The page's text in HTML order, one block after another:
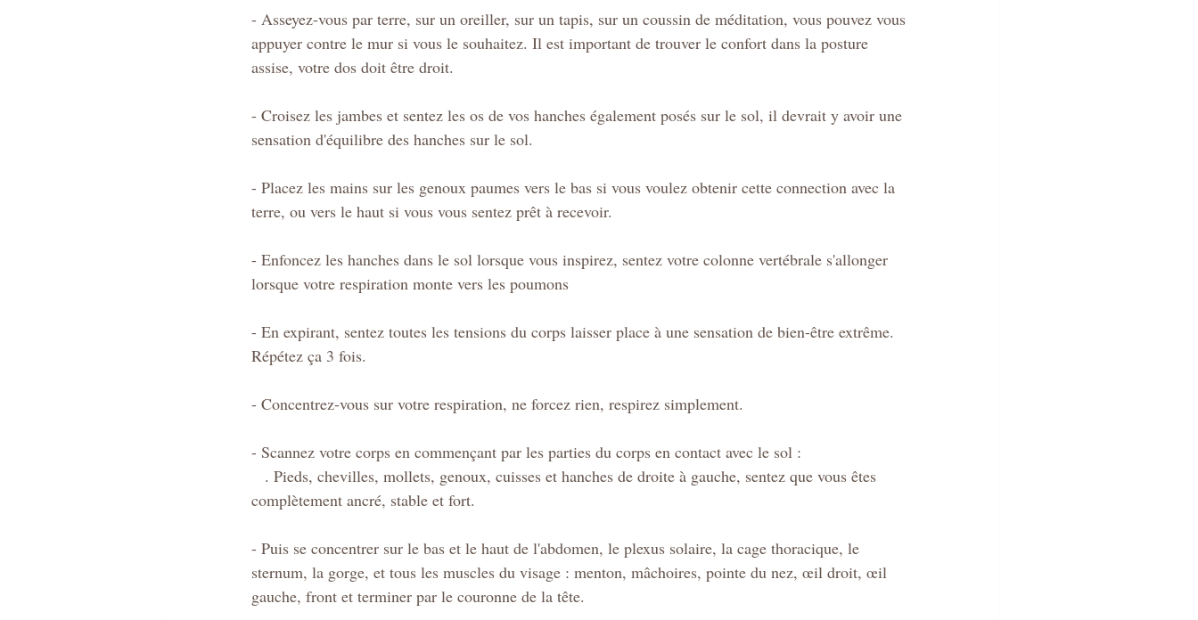
- Asseyez-vous par terre, sur un oreiller, sur un tapis, sur un coussin de méditation, vous pouvez vous
appuyer contre le mur si vous le souhaitez. Il est important de trouver le confort dans la posture
assise, votre dos doit être droit.
- Croisez les jambes et sentez les os de vos hanches également posés sur le sol, il devrait y avoir une
sensation d'équilibre des hanches sur le sol.
- Placez les mains sur les genoux paumes vers le bas si vous voulez obtenir cette connection avec la
terre, ou vers le haut si vous vous sentez prêt à recevoir.
- Enfoncez les hanches dans le sol lorsque vous inspirez, sentez votre colonne vertébrale s'allonger
lorsque votre respiration monte vers les poumons
- En expirant, sentez toutes les tensions du corps laisser place à une sensation de bien-être extrême.
Répétez ça 3 fois.
- Concentrez-vous sur votre respiration, ne forcez rien, respirez simplement.
- Scannez votre corps en commençant par les parties du corps en contact avec le sol :
complètement ancré, stable et fort.
- Puis se concentrer sur le bas et le haut de l'abdomen, le plexus solaire, la cage thoracique, le
sternum, la gorge, et tous les muscles du visage : menton, mâchoires, pointe du nez, œil droit, œil
gauche, front et terminer par le couronne de la tête.